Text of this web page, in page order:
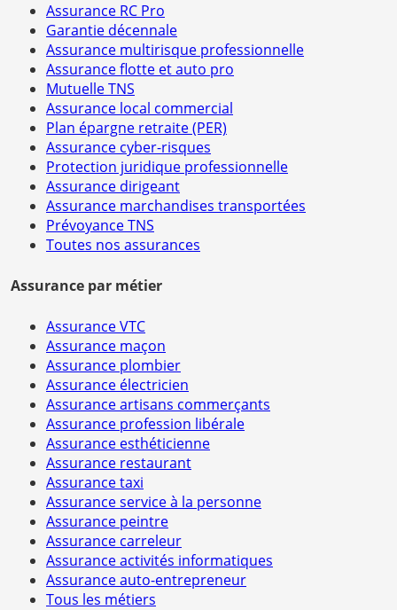
Assurance RC Pro
Garantie décennale
Assurance multirisque professionnelle
Assurance flotte et auto pro
Mutuelle TNS
Assurance local commercial
Plan épargne retraite (PER)
Assurance cyber-risques
Protection juridique professionnelle
Assurance dirigeant
Assurance marchandises transportées
Prévoyance TNS
Toutes nos assurances
Assurance par métier
Assurance VTC
Assurance maçon
Assurance plombier
Assurance électricien
Assurance artisans commerçants
Assurance profession libérale
Assurance esthéticienne
Assurance restaurant
Assurance taxi
Assurance service à la personne
Assurance peintre
Assurance carreleur
Assurance activités informatiques
Assurance auto-entrepreneur
Tous les métiers